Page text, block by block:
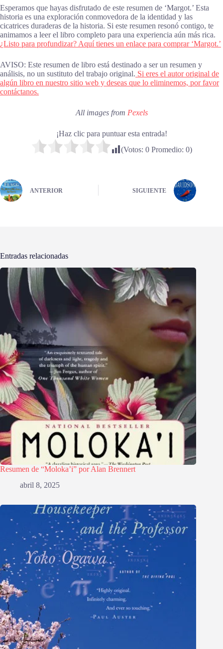
Esperamos que hayas disfrutado de este resumen de ‘Margot.’ Esta
historia es una exploración conmovedora de la identidad y las
cicatrices duraderas de la historia. Si este resumen resonó contigo, te
animamos a leer el libro completo para una experiencia aún más rica.
¿Listo para profundizar? Aquí tienes un enlace para comprar ‘Margot.’
AVISO: Este resumen de libro está destinado a ser un resumen y
análisis, no un sustituto del trabajo original. Si eres el autor original de
algún libro en nuestro sitio web y deseas que lo eliminemos, por favor
contáctanos.
All images from Pexels
¡Haz clic para puntuar esta entrada!
(Votos: 0Promedio: 0)
ANTERIOR SIGUIENTE
Entradas relacionadas
Resumen de “Moloka’i” por Alan Brennert
abril 8, 2025